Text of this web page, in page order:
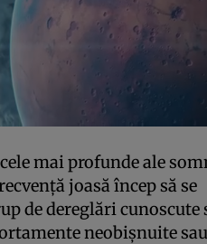
mai profunde ale
joasă încep să se
de dereglări cunoscute
neobişnuite